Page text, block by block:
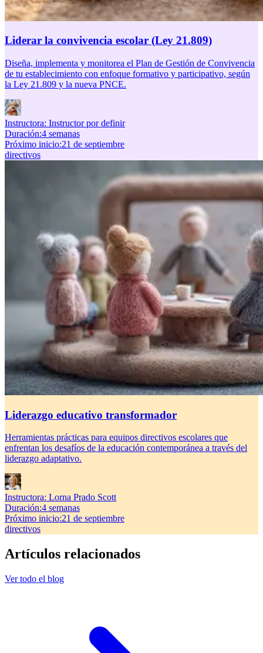
Liderar la convivencia escolar (Ley 21.809)
Diseña, implementa y monitorea el Plan de Gestión de Convivencia
de tu establecimiento con enfoque formativo y participativo, según
la Ley 21.809 y la nueva PNCE.
Instructora: Instructor por definir
Duración:4 semanas
Próximo inicio:21 de septiembre
directivos
Liderazgo educativo transformador
Herramientas prácticas para equipos directivos escolares que
enfrentan los desafíos de la educación contemporánea a través del
liderazgo adaptativo.
Instructora: Lorna Prado Scott
Duración:4 semanas
Próximo inicio:21 de septiembre
directivos
Artículos relacionados
Ver todo el blog